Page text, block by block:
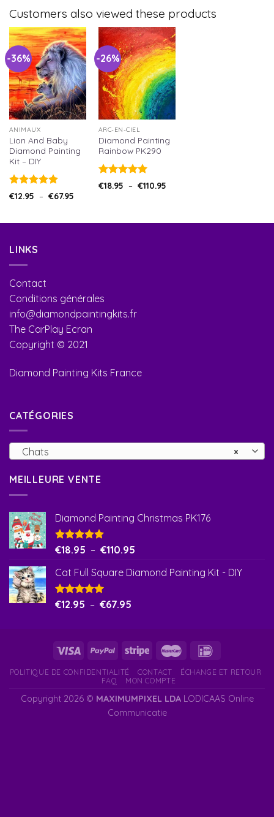
Customers also viewed these products
-36%
ANIMAUX
Lion And Baby
Diamond Painting
Kit – DIY
Note5.00
€12.95 – €67.95
-26%
ARC-EN-CIEL
Diamond Painting
Rainbow PK290
Note5.00
€18.95 – €110.95
LINKS
Contact
Conditions générales
info@diamondpaintingkits.fr
The CarPlay Ecran
Copyright © 2021
Diamond Painting Kits France
CATÉGORIES
×
Chats
MEILLEURE VENTE
Diamond Painting Christmas PK176
Note5.00
€18.95 – €110.95
Cat Full Square Diamond Painting Kit - DIY
Note5.00
€12.95 – €67.95
POLITIQUE DE CONFIDENTIALITÉ CONTACT
ÉCHANGE ET RETOUR
FAQ
MON COMPTE
Copyright 2026 © MAXIMUMPIXEL LDA LODICAAS Online
Communicatie